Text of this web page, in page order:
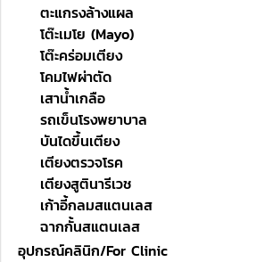
ตะแกรงล้างแผล
โต๊ะเมโย (Mayo)
โต๊ะคร่อมเตียง
โคมไฟผ่าตัด
เสาน้ำเกลือ
รถเข็นโรงพยาบาล
บันไดขึ้นเตียง
เตียงตรวจโรค
เตียงสูตินารีเวช
เก้าอี้กลมสแตนเลส
ฉากกั้นสแตนเลส
อุปกรณ์คลินิก/For Clinic